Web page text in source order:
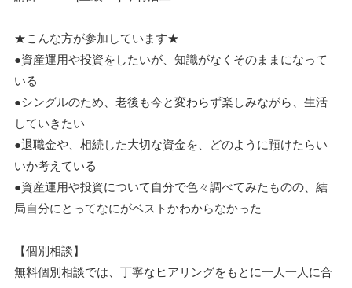
★こんな方が参加しています★
●資産運用や投資をしたいが、知識がなくそのままになって
いる
●シングルのため、老後も今と変わらず楽しみながら、生活
していきたい
●退職金や、相続した大切な資金を、どのように預けたらい
いか考えている
●資産運用や投資について自分で色々調べてみたものの、結
局自分にとってなにがベストかわからなかった
【個別相談】
無料個別相談では、丁寧なヒアリングをもとに一人一人に合